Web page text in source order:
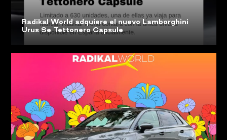
Radikal World adquiere el nuevo Lamborghini
Urus Se Tettonero Capsule